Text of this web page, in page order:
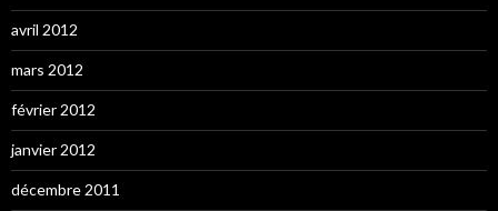
avril 2012
mars 2012
février 2012
janvier 2012
décembre 2011